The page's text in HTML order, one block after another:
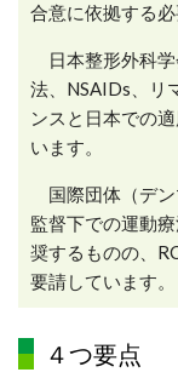
合意に依拠する必
日本整形外科学
法、NSAIDs、リ
ンスと日本での
います。
国際団体（デン
監督下での運動
奨するものの、
要請しています。
４つ要点